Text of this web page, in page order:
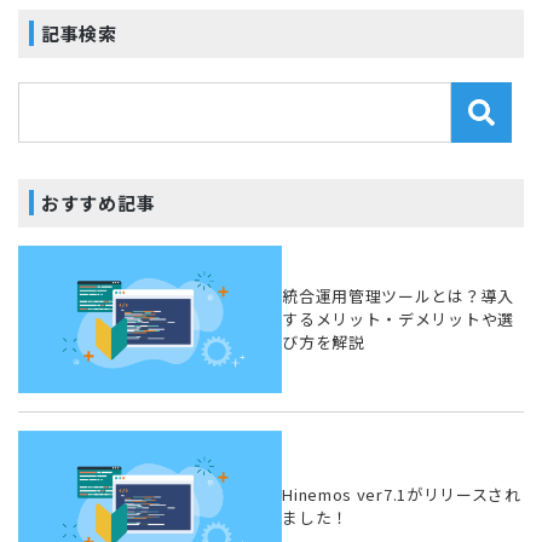
記事検索
おすすめ記事
統合運用管理ツールとは？導入
するメリット・デメリットや選
び方を解説
Hinemos ver7.1がリリースされ
ました！